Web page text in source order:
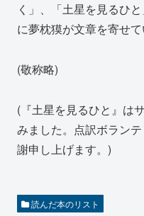
く」、「土星を見るひ
に夢枕獏が文章を寄せて
(敬称略)
(『土星を見るひと』は
みました。点訳ボラン
謝申し上げます。)
読んだ本のリスト